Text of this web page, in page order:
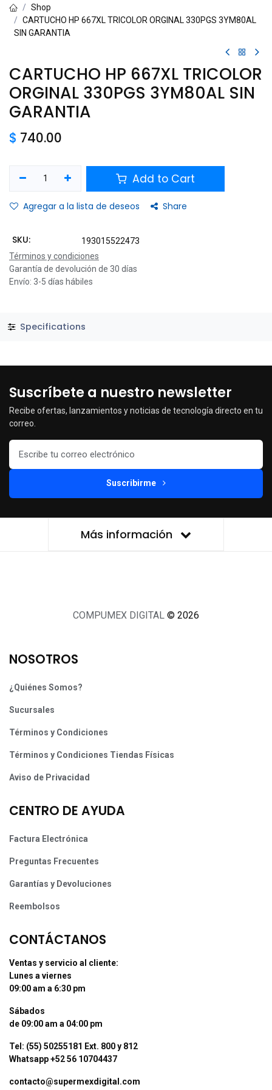
Shop
CARTUCHO HP 667XL TRICOLOR ORGINAL 330PGS 3YM80AL
SIN GARANTIA
CARTUCHO HP 667XL TRICOLOR
ORGINAL 330PGS 3YM80AL SIN
GARANTIA
$ 740.00
Add to Cart
Agregar a la lista de deseos Share
SKU:
193015522473
Términos y condiciones
Garantía de devolución de 30 días
Envío: 3-5 días hábiles
Specifications
Suscríbete a nuestro newsletter
Recibe ofertas, lanzamientos y noticias de tecnología directo en tu
correo.
Suscribirme
Más información
COMPUMEX DIGITAL © 2026
NOSOTROS
¿Quiénes Somos?
Sucursales
Términos y Condiciones
Términos y Condiciones Tiendas Físicas
Aviso de Privacidad
CENTRO DE AYUDA
Factura Electrónica
Preguntas Frecuentes
Garantías y Devoluciones
Reembolsos
CONTÁCTANOS
Ventas y servicio al cliente:
Lunes a viernes
09:00 am a 6:30 pm
Sábados
de 09:00 am a 04:00 pm
Tel: (55) 50255181 Ext. 800 y 812
Whatsapp +52 56 10704437
contacto@supermexdigital.com